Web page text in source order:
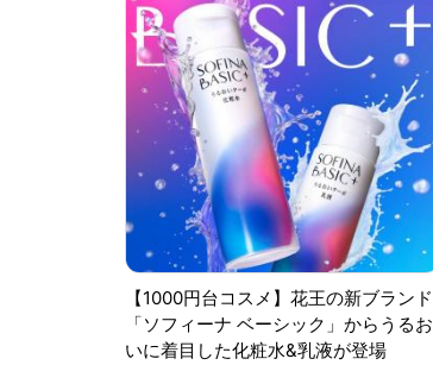
【1000円台コスメ】花王の新ブランド
「ソフィーナ ベーシック」からうるお
いに着目した化粧水&乳液が登場